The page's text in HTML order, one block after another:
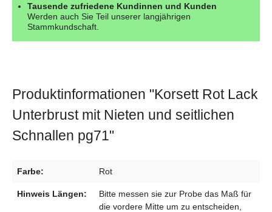
Tausende zufriedene Kundinnen und Kunden
Werden auch Sie Teil unserer langjährigen
Stammkundschaft.
Produktinformationen "Korsett Rot Lack
Unterbrust mit Nieten und seitlichen
Schnallen pg71"
Farbe: Rot
Hinweis Längen:
Bitte messen sie zur Probe das Maß für
die vordere Mitte um zu entscheiden,